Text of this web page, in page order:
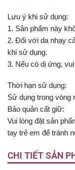
Lưu ý khi sử dụng:
1. Sản phẩm này
2. Đối với da nhạy
khi sử dụng.
3. Nếu có dị ứng,
Thời hạn sử dụng:
Sử dụng trong vòng
Bảo quản cất giữ:
Vui lòng đặt sản
tay trẻ em để tránh
CHI TIẾT SẢN